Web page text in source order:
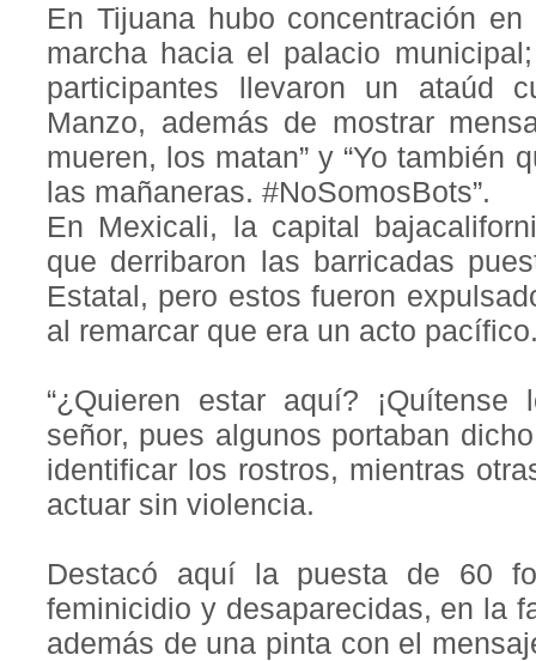
En Tijuana hubo concentración
marcha hacia el palacio
participantes llevaron un ataúd
Manzo, además de mostrar
mueren, los matan” y “Yo también
las mañaneras. #NoSomosBots”.
En Mexicali, la capital
que derribaron las barricadas
Estatal, pero estos fueron
al remarcar que era un acto
“¿Quieren estar aquí?
señor, pues algunos portaban
identificar los rostros, mientras
actuar sin violencia.
Destacó aquí la puesta de 60
feminicidio y desaparecidas, en la
además de una pinta con el